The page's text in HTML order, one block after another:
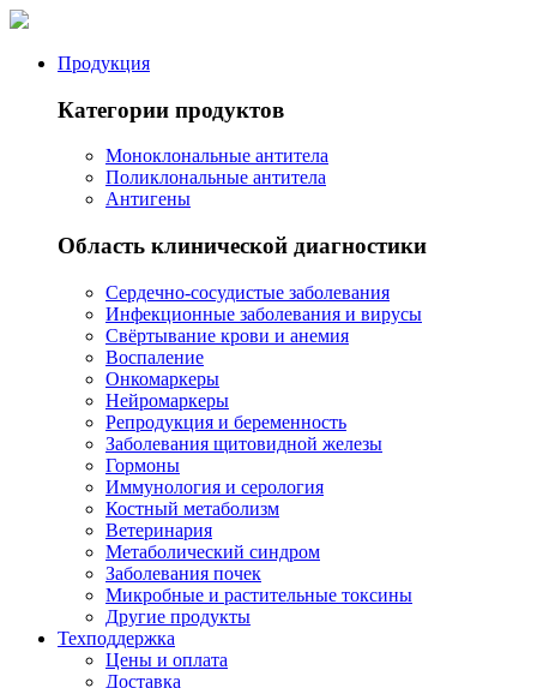
Продукция
Категории продуктов
Моноклональные антитела
Поликлональные антитела
Антигены
Область клинической диагностики
Сердечно-сосудистые заболевания
Инфекционные заболевания и вирусы
Свёртывание крови и анемия
Воспаление
Онкомаркеры
Нейромаркеры
Репродукция и беременность
Заболевания щитовидной железы
Гормоны
Иммунология и серология
Костный метаболизм
Ветеринария
Метаболический синдром
Заболевания почек
Микробные и растительные токсины
Другие продукты
Техподдержка
Цены и оплата
Доставка